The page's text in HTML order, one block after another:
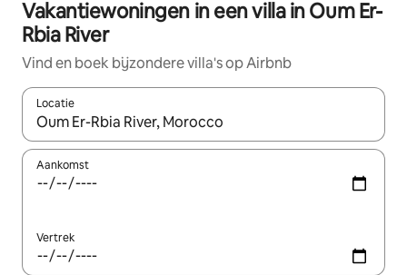
Vakantiewoningen in een villa in Oum Er-
Rbia River
Vind en boek bijzondere villa's op Airbnb
Locatie
Wanneer er resultaten beschikbaar zijn, maak je een keuze
Aankomst
Vertrek